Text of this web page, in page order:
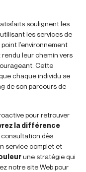
soulignent les
les services de
l’environnement
leur chemin vers
Cette
chaque individu se
de son parcours de
pour retrouver
la différence
consultation dès
service complet et
une stratégie qui
notre site Web pour